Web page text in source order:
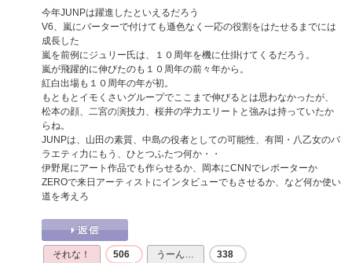
今年JUNPは躍進したといえるだろう
V6、嵐にバーターで付けても遜色なく一応の役割をはたせるまでには
成長した
嵐を前例にジュリー氏は、１０周年を機に仕掛けてくるだろう。
嵐が飛躍的に伸びたのも１０周年の前々年から。
紅白出場も１０周年の年が初。
もともとイモくさいグループでここまで伸びるとは思わなかったが、
松本の顔、二宮の演技力、桜井の学力エリートと強みは持っていたか
らね。
JUNPは、山田の素質、中島の役者としての可能性、有岡・八乙女のバ
ラエティ力にもう、ひとつふたつ何か・・
伊野尾にアート作品でも作らせるか、岡本にCNNでレポーターか
ZEROで来日アーティストにインタビューでもさせるか、など何か使い
道を考えろ
それな！ 506 うーん… 338